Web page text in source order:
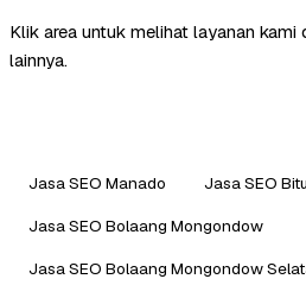
Klik area untuk melihat layanan
lainnya.
Jasa SEO Manado
Jasa SEO
Jasa SEO Bolaang Mongondow
Jasa SEO Bolaang Mongondow